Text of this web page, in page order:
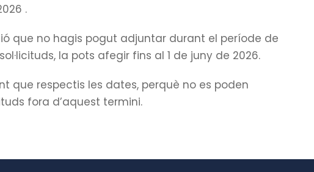
.
que no hagis pogut adjuntar durant el període de
la pots afegir fins al 1 de juny de 2026.
que respectis les dates, perquè no es poden
fora d’aquest termini.